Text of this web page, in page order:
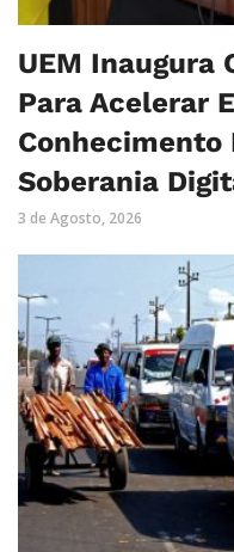
UEM Inaugura
Para Acelerar
Conhecimento
Soberania
3 de Agosto, 2026